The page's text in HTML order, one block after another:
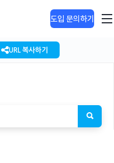
도입 문의하기
URL 복사하기